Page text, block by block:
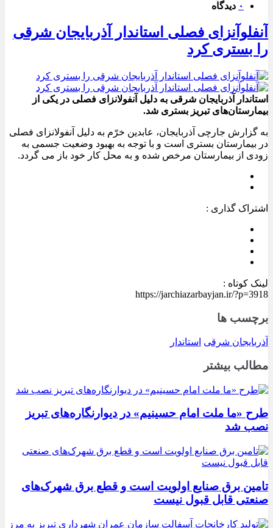
۰ دیدگاه
آنفلوآنزای فصلی استاندار آذربایجان شرقی
را بستری کرد
استاندار آذربایجان شرقی به دلیل آنفولانزای فصلی در یکی از
بیمارستان‌های تبریز بستری شد.
به گزارش جارچی آذربایجان، عابدین خرّم به دلیل آنفولانزای فصلی
در بیمارستان بستری است و با توجه به بهبود وضعیت جسمی به
زودی از بیمارستان مرخص شده و به محل کار خود باز می گردد.
اشتراک گذاری :
لینک کوتاه :
https://jarchiazarbayjan.ir/?p=3918
برچسب ها
آذربایجان شرقی استاندار
مطالب بیشتر
طرح «ما ملت امام حسینیم» در دیوارنگاره‌های تبریز
نصب شد
تامین برق صنایع اولویت است و قطع برق شهرک‌های
صنعتی قابل قبول نیست